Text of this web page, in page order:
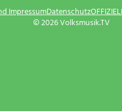
© 2026 Volksmusik.TV
ImpressumDatenschutz